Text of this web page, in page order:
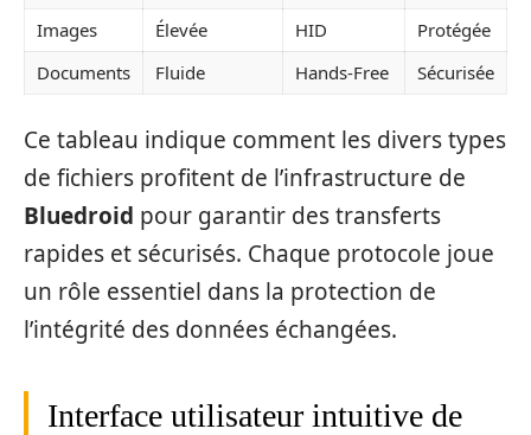
Images
Élevée HID
Protégée
Documents
Fluide Hands-Free Sécurisée
Ce tableau indique comment les divers types
de fichiers profitent de l’infrastructure de
Bluedroid pour garantir des transferts
rapides et sécurisés. Chaque protocole joue
un rôle essentiel dans la protection de
l’intégrité des données échangées.
Interface utilisateur intuitive de